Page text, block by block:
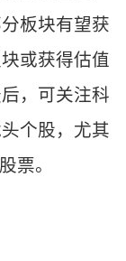
板块有望获
或获得估值
，可关注科
个股，尤其
票。